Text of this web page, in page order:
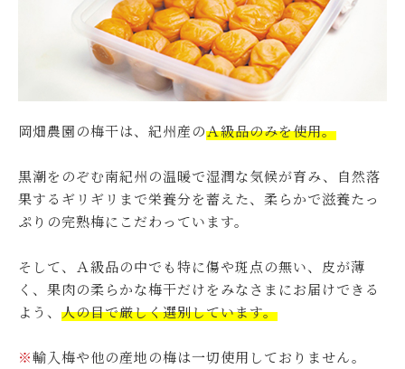
岡畑農園の梅干は、紀州産のＡ級品のみを使用。
黒潮をのぞむ南紀州の温暖で湿潤な気候が育み、自然落
果するギリギリまで栄養分を蓄えた、柔らかで滋養たっ
ぷりの完熟梅にこだわっています。
そして、Ａ級品の中でも特に傷や斑点の無い、皮が薄
く、果肉の柔らかな梅干だけをみなさまにお届けできる
よう、 人の目で厳しく選別しています。
※輸入梅や他の産地の梅は一切使用しておりません。